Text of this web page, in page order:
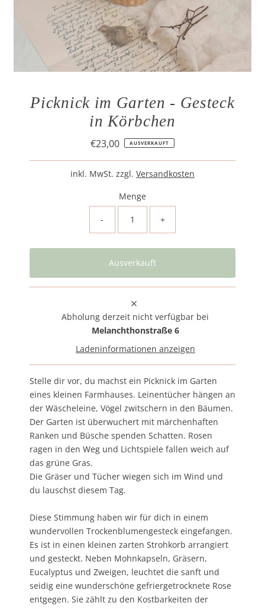
Picknick im Garten - Gesteck
in Körbchen
Regulärer
Preis
€23,00 AUSVERKAUFT
inkl. MwSt. zzgl. Versandkosten
Menge
- +
Abholung derzeit nicht verfügbar bei
Melanchthonstraße 6
Ladeninformationen anzeigen
Stelle dir vor, du machst ein Picknick im Garten
eines kleinen Farmhauses. Leinentücher hängen an
der Wäscheleine, Vögel zwitschern in den Bäumen.
Der Garten ist überwuchert mit märchenhaften
Ranken und Büsche spenden Schatten. Rosen
ragen in den Weg und Lichtspiele fallen weich auf
das grüne Gras.
Die Gräser und Tücher wiegen sich im Wind und
du lauschst diesem Tag.
Diese Stimmung haben wir für dich in einem
wundervollen Trockenblumengesteck eingefangen.
Es ist in einen kleinen zarten Strohkorb arrangiert
und gesteckt. Neben Mohnkapseln, Gräsern,
Eucalyptus und Zweigen, leuchtet die sanft und
seidig eine wunderschöne gefriergetrocknete Rose
entgegen. Sie zählt zu den Kostbarkeiten der